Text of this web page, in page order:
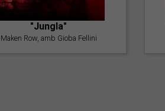
"Jungla"
Maken Row, amb Gioba Fellini